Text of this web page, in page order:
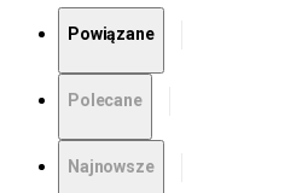
Powiązane
Polecane
Najnowsze